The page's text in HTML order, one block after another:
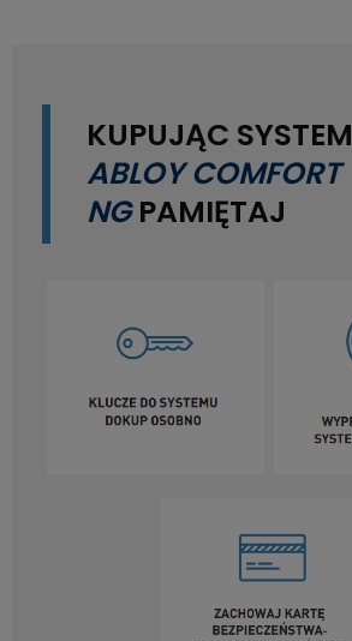
KUPUJĄC SYSTEM
ABLOY COMFORT
NG PAMIĘTAJ